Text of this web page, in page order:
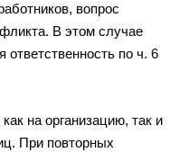
вопрос
В этом случае
ответственность по ч. 6
на организацию, так и
При повторных